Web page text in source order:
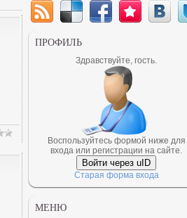
ПРОФИЛЬ
Здравствуйте, гость.
Воспользуйтесь формой ниже для
входа или регистрации на сайте.
Войти через uID
Старая форма входа
МЕНЮ